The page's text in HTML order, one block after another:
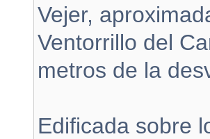
Vejer,
Ventorrillo del
metros de la
Edificada sobre